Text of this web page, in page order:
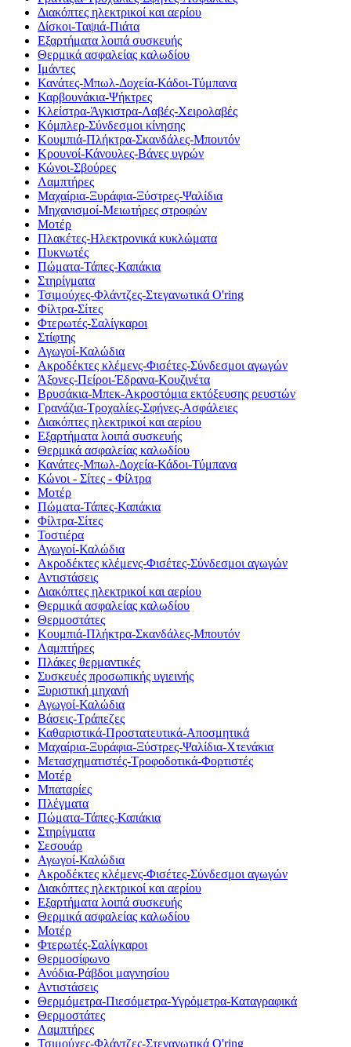
Διακόπτες ηλεκτρικοί και αερίου
Δίσκοι-Ταψιά-Πιάτα
Εξαρτήματα λοιπά συσκευής
Θερμικά ασφαλείας καλωδίου
Ιμάντες
Κανάτες-Μπωλ-Δοχεία-Κάδοι-Τύμπανα
Καρβουνάκια-Ψήκτρες
Κλείστρα-Άγκιστρα-Λαβές-Χειρολαβές
Κόμπλερ-Σύνδεσμοι κίνησης
Κουμπιά-Πλήκτρα-Σκανδάλες-Μπουτόν
Κρουνοί-Κάνουλες-Βάνες υγρών
Κώνοι-Σβούρες
Λαμπτήρες
Μαχαίρια-Ξυράφια-Ξύστρες-Ψαλίδια
Μηχανισμοί-Μειωτήρες στροφών
Μοτέρ
Πλακέτες-Ηλεκτρονικά κυκλώματα
Πυκνωτές
Πώματα-Τάπες-Καπάκια
Στηρίγματα
Τσιμούχες-Φλάντζες-Στεγανωτικά O'ring
Φίλτρα-Σίτες
Φτερωτές-Σαλίγκαροι
Στίφτης
Αγωγοί-Καλώδια
Ακροδέκτες κλέμενς-Φισέτες-Σύνδεσμοι αγωγών
Άξονες-Πείροι-Έδρανα-Κουζινέτα
Βρυσάκια-Μπεκ-Ακροστόμια εκτόξευσης ρευστών
Γρανάζια-Τροχαλίες-Σφήνες-Ασφάλειες
Διακόπτες ηλεκτρικοί και αερίου
Εξαρτήματα λοιπά συσκευής
Θερμικά ασφαλείας καλωδίου
Κανάτες-Μπωλ-Δοχεία-Κάδοι-Τύμπανα
Κώνοι - Σίτες - Φίλτρα
Μοτέρ
Πώματα-Τάπες-Καπάκια
Φίλτρα-Σίτες
Τοστιέρα
Αγωγοί-Καλώδια
Ακροδέκτες κλέμενς-Φισέτες-Σύνδεσμοι αγωγών
Αντιστάσεις
Διακόπτες ηλεκτρικοί και αερίου
Θερμικά ασφαλείας καλωδίου
Θερμοστάτες
Κουμπιά-Πλήκτρα-Σκανδάλες-Μπουτόν
Λαμπτήρες
Πλάκες θερμαντικές
Συσκευές προσωπικής υγιεινής
Ξυριστική μηχανή
Αγωγοί-Καλώδια
Βάσεις-Τράπεζες
Καθαριστικά-Προστατευτικά-Αποσμητικά
Μαχαίρια-Ξυράφια-Ξύστρες-Ψαλίδια-Χτενάκια
Μετασχηματιστές-Τροφοδοτικά-Φορτιστές
Μοτέρ
Μπαταρίες
Πλέγματα
Πώματα-Τάπες-Καπάκια
Στηρίγματα
Σεσουάρ
Αγωγοί-Καλώδια
Ακροδέκτες κλέμενς-Φισέτες-Σύνδεσμοι αγωγών
Διακόπτες ηλεκτρικοί και αερίου
Εξαρτήματα λοιπά συσκευής
Θερμικά ασφαλείας καλωδίου
Μοτέρ
Φτερωτές-Σαλίγκαροι
Θερμοσίφωνο
Ανόδια-Ράβδοι μαγνησίου
Αντιστάσεις
Θερμόμετρα-Πιεσόμετρα-Υγρόμετρα-Καταγραφικά
Θερμοστάτες
Λαμπτήρες
Τσιμούχες-Φλάντζες-Στεγανωτικά O'ring